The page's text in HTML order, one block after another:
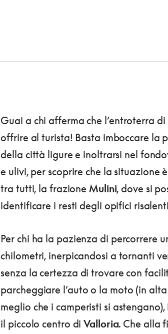
Guai a chi afferma che l’entroterra di
offrire al turista! Basta imboccare la
della città ligure e inoltrarsi nel
e ulivi, per scoprire che la situazione
tra tutti, la frazioneMulini, dove si
identificare i resti degli opifici
Per chi ha la pazienza di percorrere
chilometri, inerpicandosi a tornanti
senza la certezza di trovare con
parcheggiare l’auto o la moto (in
meglio che i camperisti si
il piccolo centro diValloria. Che alla